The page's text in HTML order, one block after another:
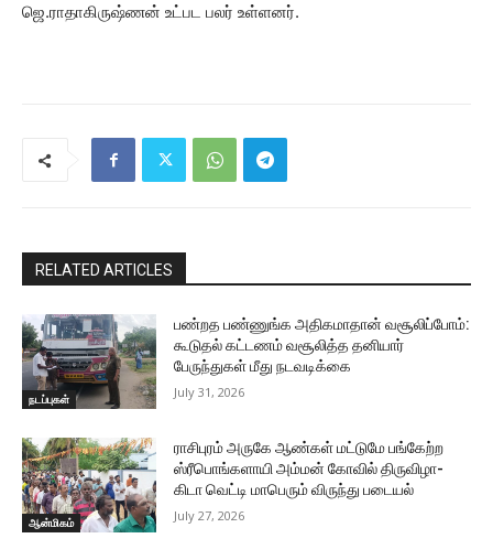
ஜெ.ராதாகிருஷ்ணன் உட்பட பலர் உள்ளனர்.
RELATED ARTICLES
நடப்புகள்
பண்றத பண்ணுங்க அதிகமாதான் வசூலிப்போம்:
கூடுதல் கட்டணம் வசூலித்த தனியார்
பேருந்துகள் மீது நடவடிக்கை
July 31, 2026
ஆன்மிகம்
ராசிபுரம் அருகே ஆண்கள் மட்டுமே பங்கேற்ற
ஸ்ரீபொங்களாயி அம்மன் கோவில் திருவிழா-
கிடா வெட்டி மாபெரும் விருந்து படையல்
July 27, 2026